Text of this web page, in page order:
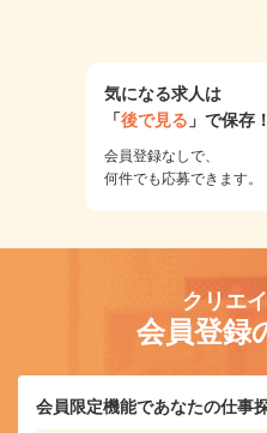
気になる求人は
「後で見る 」で保存！
会員登録なしで、
何件でも応募できます。
クリエ
会員登録
会員限定機能であなたの仕事